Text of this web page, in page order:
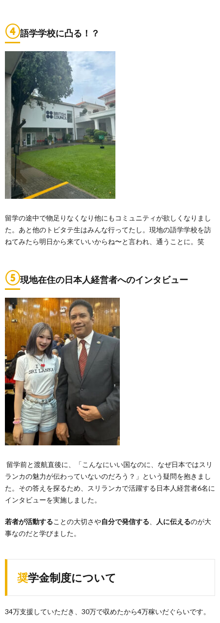
④語学学校に凸る！？
留学の途中で物足りなくなり他にもコミュニティが欲しくなりまし
た。あと他のトビタテ生はみんな行ってたし。現地の語学学校を訪
ねてみたら明日から来ていいからね〜と言われ、通うことに。笑
⑤現地在住の日本人経営者へのインタビュー
留学前と渡航直後に、「こんなにいい国なのに、なぜ日本ではスリ
ランカの魅力が伝わっていないのだろう？」という疑問を抱きまし
た。その答えを探るため、スリランカで活躍する日本人経営者6名に
インタビューを実施しました。
若者が活動することの大切さや自分で発信する 人に伝えるのが大
事なのだと学びました。
奨学金制度について
34万支援していただき、30万で収めたから4万稼いだぐらいです。